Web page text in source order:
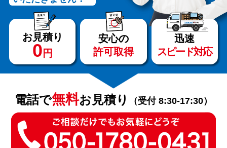
当社について
サービス
料金
対応エリア
お見積り
0 円
安心の
許可取得
迅速
スピード対応
電話で無料お見積り （受付 8:30-17:30）